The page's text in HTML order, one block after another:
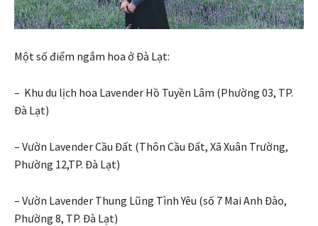
Một số điểm ngắm hoa ở Đà Lạt:
– Khu du lịch hoa Lavender Hồ Tuyền Lâm (Phường 03, TP.
Đà Lạt)
– Vườn Lavender Cầu Đất (Thôn Cầu Đất, Xã Xuân Trường,
Phường 12,TP. Đà Lạt)
– Vườn Lavender Thung Lũng Tình Yêu (số 7 Mai Anh Đào,
Phường 8, TP. Đà Lạt)